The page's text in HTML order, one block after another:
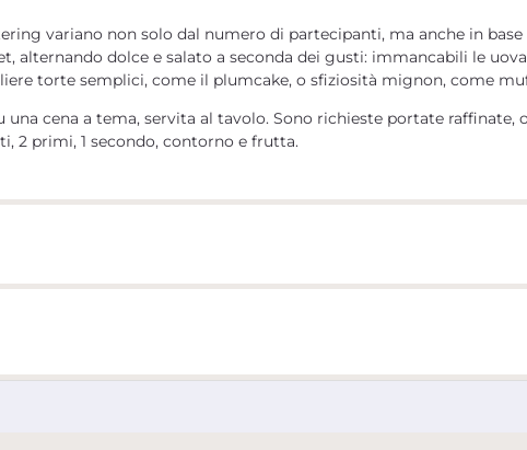
variano non solo dal numero di partecipanti, ma anche in
alternando dolce e salato a seconda dei gusti: immancabili leuova
torte semplici, come il plumcake, o sfiziosità mignon, come
una cena a tema, servita al tavolo. Sono richieste portate
2 primi, 1 secondo, contorno e frutta.